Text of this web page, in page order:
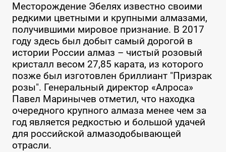
Месторождение Эбелях известно своими
редкими цветными и крупными алмазами,
получившими мировое признание. В 2017
году здесь был добыт самый дорогой в
истории России алмаз – чистый розовый
кристалл весом 27,85 карата, из которого
позже был изготовлен бриллиант "Призрак
розы". Генеральный директор «Алроса»
Павел Маринычев отметил, что находка
очередного крупного алмаза менее чем за
год является редкостью и большой удачей
для российской алмазодобывающей
отрасли.